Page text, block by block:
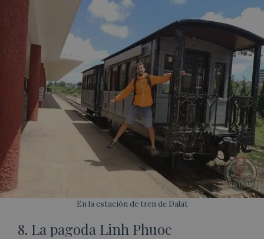
En la estación de tren de Dalat
8. La pagoda Linh Phuoc